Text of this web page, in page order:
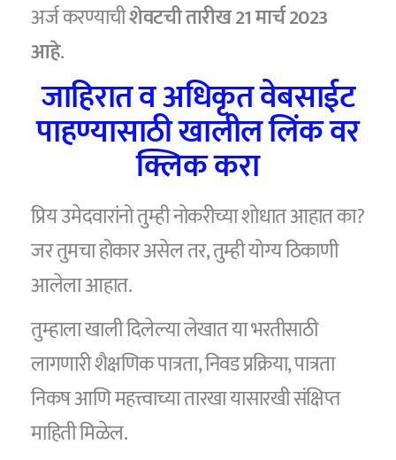
अर्ज करण्याचीशेवटची तारीख 21 मार्च 2023
आहे.
जाहिरात व अधिकृत वेबसाईट
पाहण्यासाठी खालील लिंक वर
क्लिक करा
प्रिय उमेदवारांनो तुम्ही नोकरीच्या शोधात आहात का?
जर तुमचा होकार असेल तर, तुम्ही योग्य ठिकाणी
आलेला आहात.
तुम्हाला खाली दिलेल्या लेखात या भरतीसाठी
लागणारी शैक्षणिक पात्रता, निवड प्रक्रिया, पात्रता
निकष आणि महत्त्वाच्या तारखा यासारखी संक्षिप्त
माहिती मिळेल.